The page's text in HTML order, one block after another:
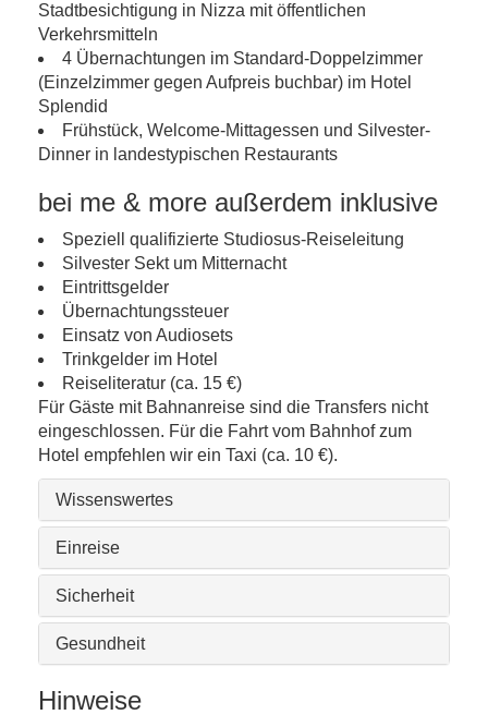
Stadtbesichtigung in Nizza mit öffentlichen
Verkehrsmitteln
4 Übernachtungen im Standard-Doppelzimmer
(Einzelzimmer gegen Aufpreis buchbar) im Hotel
Splendid
Frühstück, Welcome-Mittagessen und Silvester-
Dinner in landestypischen Restaurants
bei me & more außerdem inklusive
Speziell qualifizierte Studiosus-Reiseleitung
Silvester Sekt um Mitternacht
Eintrittsgelder
Übernachtungssteuer
Einsatz von Audiosets
Trinkgelder im Hotel
Reiseliteratur (ca. 15 €)
Für Gäste mit Bahnanreise sind die Transfers nicht
eingeschlossen. Für die Fahrt vom Bahnhof zum
Hotel empfehlen wir ein Taxi (ca. 10 €).
Wissenswertes
Einreise
Sicherheit
Gesundheit
Hinweise